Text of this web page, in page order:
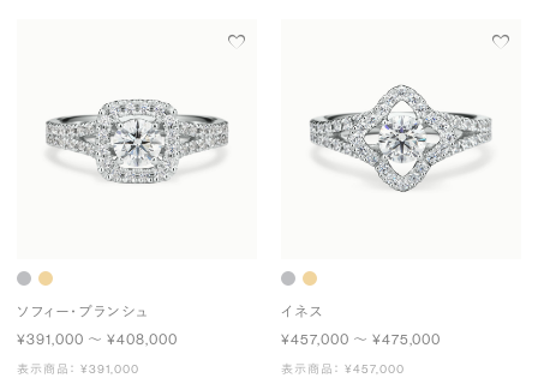
ソフィー・ブランシュ
¥391,000 〜 ¥408,000
表示商品： ¥391,000
イネス
¥457,000 〜 ¥475,000
表示商品： ¥457,000